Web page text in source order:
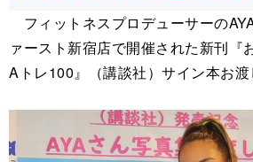
フィットネスプロデューサーの
ァースト新宿店で開催された新刊『
Aトレ100』（講談社）サイン本お渡